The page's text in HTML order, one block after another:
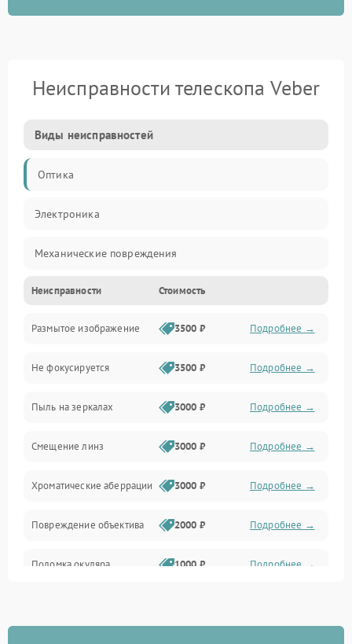
Неисправности телескопа Veber
Виды неисправностей
Оптика
Электроника
Механические повреждения
Механика
Электропитание
Наведение
Аксессуары
Неисправности Стоимость
Размытое изображение 3500 ₽ Подробнее →
Не фокусируется 3500 ₽ Подробнее →
Пыль на зеркалах 3000 ₽ Подробнее →
Смещение линз 3000 ₽ Подробнее →
Хроматические аберрации 3000 ₽ Подробнее →
Повреждение объектива 2000 ₽ Подробнее →
Поломка окуляра 1000 ₽ Подробнее →